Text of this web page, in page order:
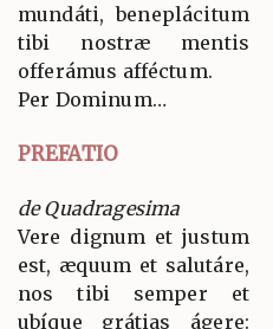
mundáti, beneplácitum
tibi nostræ mentis
offerámus afféctum.
Per Dominum…
PREFATIO
de Quadragesima
Vere dignum et justum
est, æquum et salutáre,
nos tibi semper et
ubíque grátias ágere: